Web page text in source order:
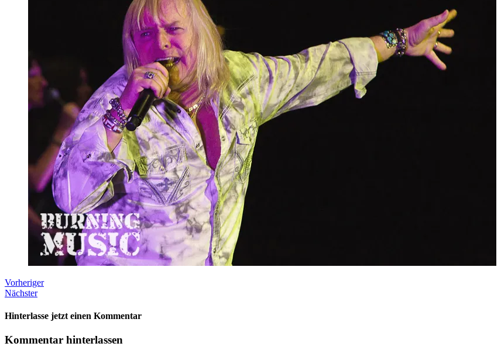
Vorheriger
Nächster
Hinterlasse jetzt einen Kommentar
Kommentar hinterlassen